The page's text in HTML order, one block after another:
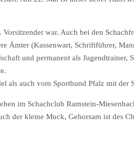
war. Auch bei den
Ämter (Kassenwart, Schriftführer,
und permanent als
als auch vom Sportbund Pfalz mit der
im Schachclub Ramstein-
der kleine Muck, Gehorsam ist des